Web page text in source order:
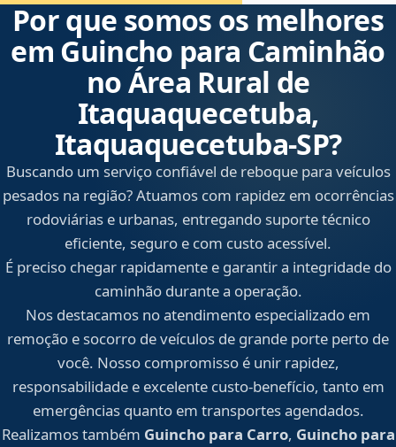
Por que somos os melhores
em Guincho para Caminhão
no Área Rural de
Itaquaquecetuba,
Itaquaquecetuba‑SP?
Buscando um serviço confiável de reboque para veículos
pesados na região? Atuamos com rapidez em ocorrências
rodoviárias e urbanas, entregando suporte técnico
eficiente, seguro e com custo acessível.
É preciso chegar rapidamente e garantir a integridade do
caminhão durante a operação.
Nos destacamos no atendimento especializado em
remoção e socorro de veículos de grande porte perto de
você. Nosso compromisso é unir rapidez,
responsabilidade e excelente custo-benefício, tanto em
emergências quanto em transportes agendados.
Realizamos também Guincho para Carro, Guincho para